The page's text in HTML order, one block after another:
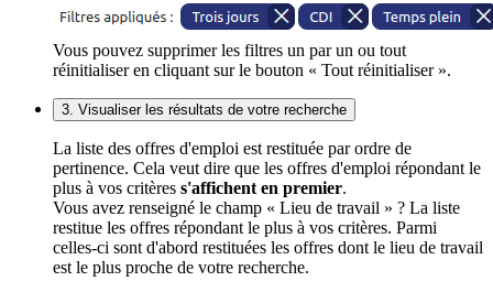
Vous pouvez supprimer les filtres un par un ou tout
réinitialiser en cliquant sur le bouton « Tout réinitialiser ».
3. Visualiser les résultats de votre recherche
La liste des offres d'emploi est restituée par ordre de
pertinence. Cela veut dire que les offres d'emploi répondant le
plus à vos critères s'affichent en premier.
Vous avez renseigné le champ « Lieu de travail » ? La liste
restitue les offres répondant le plus à vos critères. Parmi
celles-ci sont d'abord restituées les offres dont le lieu de travail
est le plus proche de votre recherche.